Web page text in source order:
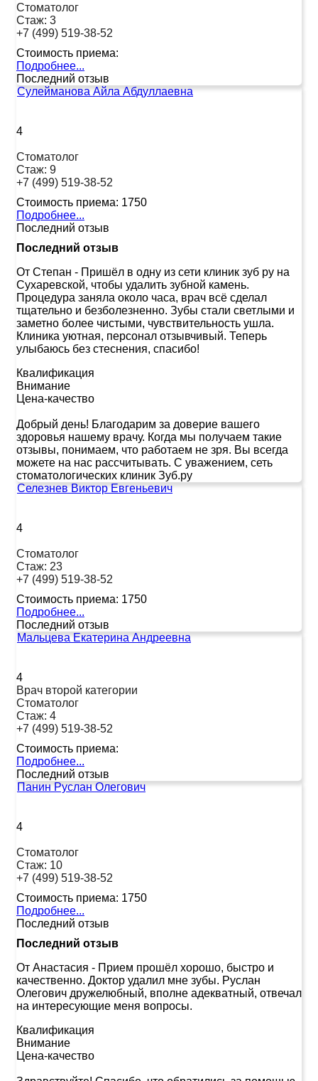
Стоматолог
Стаж: 3
+7 (499) 519-38-52
Стоимость приема:
Подробнее...
Последний отзыв
Сулейманова Айла Абдуллаевна
4
Стоматолог
Стаж: 9
+7 (499) 519-38-52
Стоимость приема: 1750
Подробнее...
Последний отзыв
Последний отзыв
От Степан - Пришёл в одну из сети клиник зуб ру на
Сухаревской, чтобы удалить зубной камень.
Процедура заняла около часа, врач всё сделал
тщательно и безболезненно. Зубы стали светлыми и
заметно более чистыми, чувствительность ушла.
Клиника уютная, персонал отзывчивый. Теперь
улыбаюсь без стеснения, спасибо!
Квалификация
Внимание
Цена-качество
Добрый день! Благодарим за доверие вашего
здоровья нашему врачу. Когда мы получаем такие
отзывы, понимаем, что работаем не зря. Вы всегда
можете на нас рассчитывать. С уважением, сеть
стоматологических клиник Зуб.ру
Селезнев Виктор Евгеньевич
4
Стоматолог
Стаж: 23
+7 (499) 519-38-52
Стоимость приема: 1750
Подробнее...
Последний отзыв
Мальцева Екатерина Андреевна
4
Врач второй категории
Стоматолог
Стаж: 4
+7 (499) 519-38-52
Стоимость приема:
Подробнее...
Последний отзыв
Панин Руслан Олегович
4
Стоматолог
Стаж: 10
+7 (499) 519-38-52
Стоимость приема: 1750
Подробнее...
Последний отзыв
Последний отзыв
От Анастасия - Прием прошёл хорошо, быстро и
качественно. Доктор удалил мне зубы. Руслан
Олегович дружелюбный, вполне адекватный, отвечал
на интересующие меня вопросы.
Квалификация
Внимание
Цена-качество